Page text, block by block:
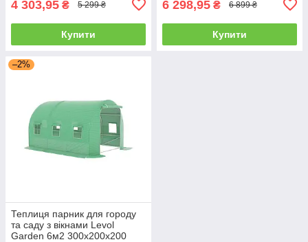
4 303,95 ₴ 5 299 ₴
Купити
6 298,95 ₴ 6 899 ₴
Купити
–2%
Теплиця парник для городу
та саду з вікнами Levol
Garden 6м2 300х200х200